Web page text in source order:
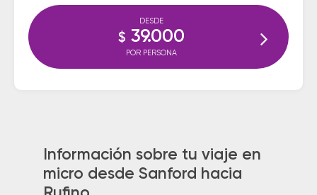
DESDE
$ 39.000
POR PERSONA
Información sobre tu viaje en
micro desde Sanford hacia